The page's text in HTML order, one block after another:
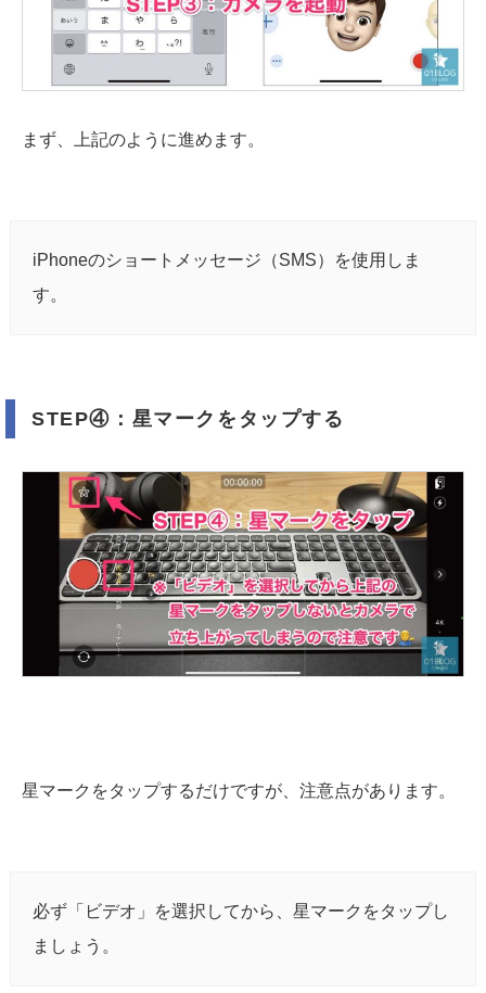
まず、上記のように進めます。
iPhoneのショートメッセージ（SMS）を使用しま
す。
STEP④：星マークをタップする
星マークをタップするだけですが、注意点があります。
必ず「ビデオ」を選択してから、星マークをタップし
ましょう。